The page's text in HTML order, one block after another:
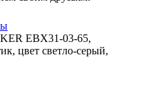
EBX31-03-65,
цвет светло-серый,